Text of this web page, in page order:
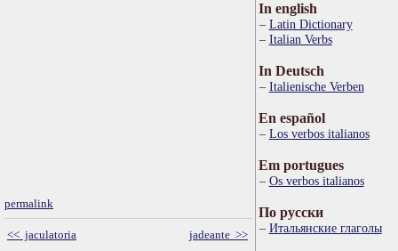
permalink
<< jaculatoria jadeante >>
In english
Latin Dictionary
Italian Verbs
In Deutsch
Italienische Verben
En español
Los verbos italianos
Em portugues
Os verbos italianos
По русски
Итальянские глаголы